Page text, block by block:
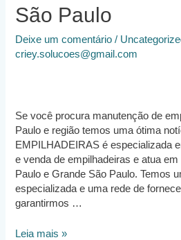
São Paulo
Deixe um comentário /
criey.solucoes@gmail.com
Se você procura manutenção de
Paulo e região temos uma ótima
EMPILHADEIRAS é especializada
e venda de empilhadeiras e atua
Paulo e Grande São Paulo. Temos
especializada e uma rede de
garantirmos …
Manutenção
Leia mais »